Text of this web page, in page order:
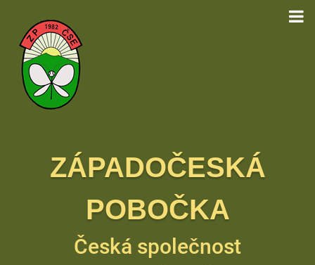
ZÁPADOČESKÁ
POBOČKA
Česká společnost